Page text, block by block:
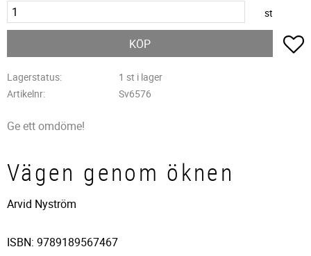
st
KÖP
Lagerstatus
1 st i lager
Artikelnr
Sv6576
Ge ett omdöme!
Vägen genom öknen
Arvid Nyström
ISBN: 9789189567467